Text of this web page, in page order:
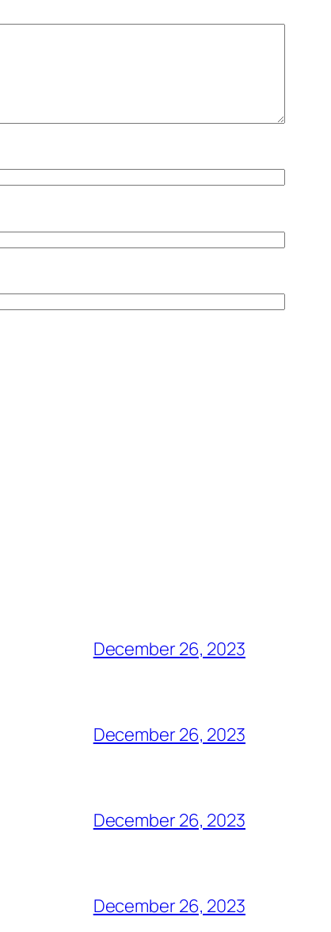
December 26, 2023
December 26, 2023
December 26, 2023
December 26, 2023